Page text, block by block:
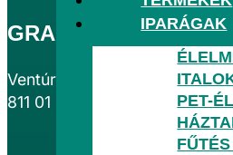
IPARÁGAK
PET-
GRANITOL
Ventúrská 266/7
811 01 Pozsony – Óváros